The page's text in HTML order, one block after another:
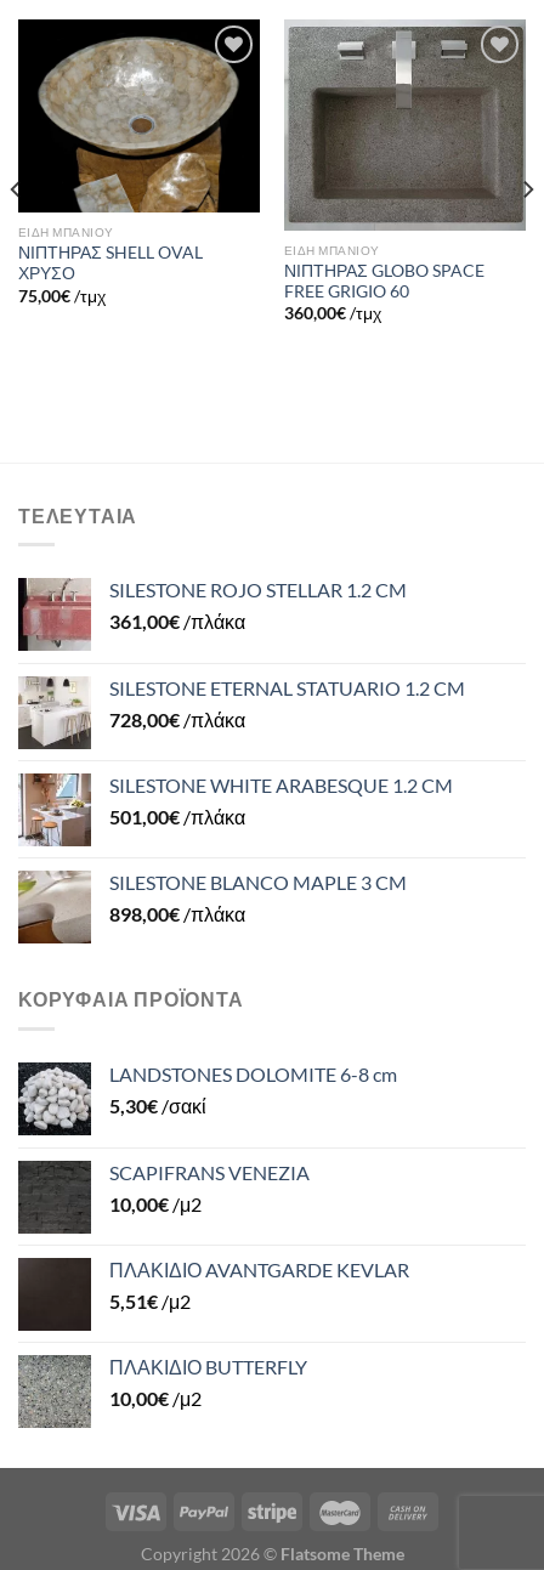
Πρόσθήκη
στην λίστα
επιθυμιών
ΕΙΔΗ ΜΠΑΝΙΟΥ
ΝΙΠΤΗΡΑΣ SHELL OVAL
ΧΡΥΣΟ
75,00€ /τμχ
Πρόσθήκη
στην λίστα
επιθυμιών
ΕΙΔΗ ΜΠΑΝΙΟΥ
ΝΙΠΤΗΡΑΣ GLOBO SPACE
FREE GRIGIO 60
360,00€ /τμχ
ΤΕΛΕΥΤΑΊΑ
SILESTONE ROJO STELLAR 1.2 CM
361,00€ /πλάκα
SILESTONE ETERNAL STATUARIO 1.2 CM
728,00€ /πλάκα
SILESTONE WHITE ARABESQUE 1.2 CM
501,00€ /πλάκα
SILESTONE BLANCO MAPLE 3 CM
898,00€ /πλάκα
ΚΟΡΥΦΑΊΑ ΠΡΟΪΌΝΤΑ
LANDSTONES DOLOMITE 6-8 cm
5,30€ /σακί
SCAPIFRANS VENEZIA
10,00€ /μ2
ΠΛΑΚΙΔΙΟ AVANTGARDE KEVLAR
5,51€ /μ2
ΠΛΑΚΙΔΙΟ BUTTERFLY
10,00€ /μ2
Copyright 2026 © Flatsome Theme